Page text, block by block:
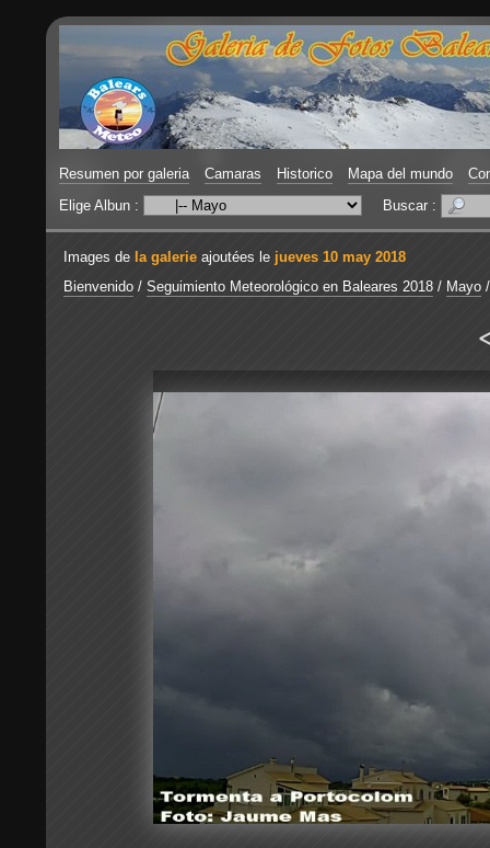
Resumen por galeria Camaras Historico Mapa del mundo
Elige Albun :
Buscar :
Images de la galerie ajoutées le jueves 10 may 2018
Bienvenido / Seguimiento Meteorológico en Baleares 2018 / Mayo